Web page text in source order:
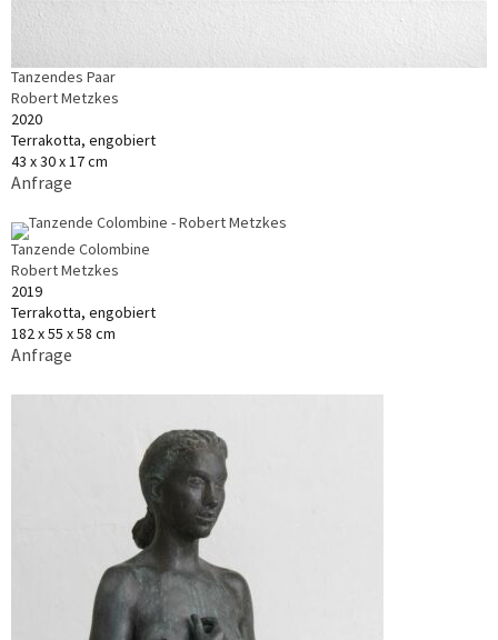
Tanzendes Paar
Robert Metzkes
2020
Terrakotta, engobiert
43 x 30 x 17 cm
Anfrage
Tanzende Colombine
Robert Metzkes
2019
Terrakotta, engobiert
182 x 55 x 58 cm
Anfrage